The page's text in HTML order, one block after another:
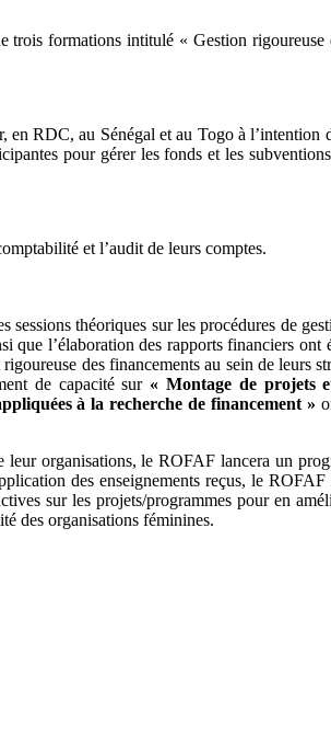
formations intitulé « Gestion rigoureuse
RDC, au Sénégal et au Togo à l’intention
pour gérer les fonds et les
et l’audit de leurs comptes.
théoriques sur les procédures de
que l’élaboration des rapports financiers ont
des financements au sein de leurs
de capacité sur « Montage de projets
à la recherche de financement »
organisations, le ROFAF lancera un
des enseignements reçus, le ROFAF
sur les projets/programmes pour en
des organisations féminines.